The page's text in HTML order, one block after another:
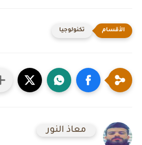
تكنولوجيا
معاذ النور